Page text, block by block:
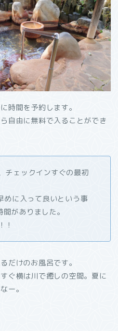
時間を予約します。
自由に無料で入ることができ
チェックインすぐの最初
めに入って良いという事
がありました。
！
だけのお風呂です。
ぐ横は川で癒しの空間。夏に
ー。